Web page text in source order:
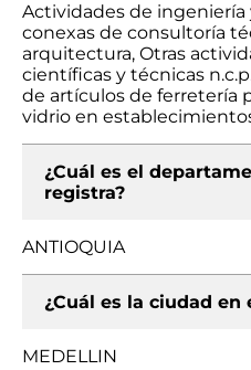
Actividades de ingeniería
conexas de consultoría
arquitectura, Otras
científicas y técnicas
de artículos de ferretería
vidrio en
¿Cuál es el
registra?
ANTIOQUIA
¿Cuál es la ciudad en
MEDELLIN